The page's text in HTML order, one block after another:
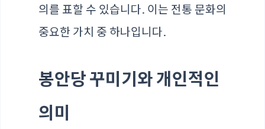
의를 표할 수 있습니다. 이는 전통 문화의
중요한 가치 중 하나입니다.
봉안당 꾸미기와 개인적인
의미